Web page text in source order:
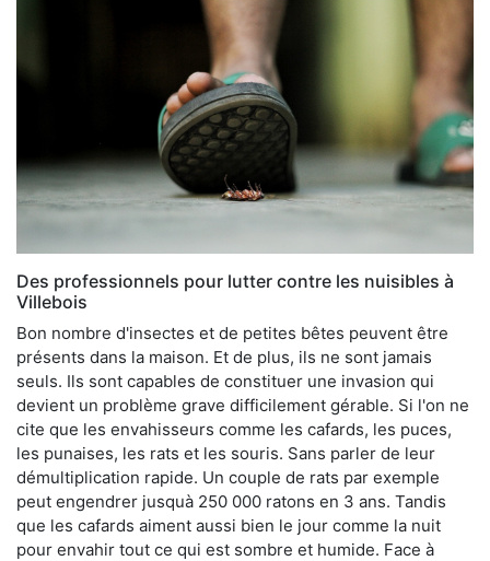
Des professionnels pour lutter contre les nuisibles à
Villebois
Bon nombre d'insectes et de petites bêtes peuvent être
présents dans la maison. Et de plus, ils ne sont jamais
seuls. Ils sont capables de constituer une invasion qui
devient un problème grave difficilement gérable. Si l'on ne
cite que les envahisseurs comme les cafards, les puces,
les punaises, les rats et les souris. Sans parler de leur
démultiplication rapide. Un couple de rats par exemple
peut engendrer jusquà 250 000 ratons en 3 ans. Tandis
que les cafards aiment aussi bien le jour comme la nuit
pour envahir tout ce qui est sombre et humide. Face à